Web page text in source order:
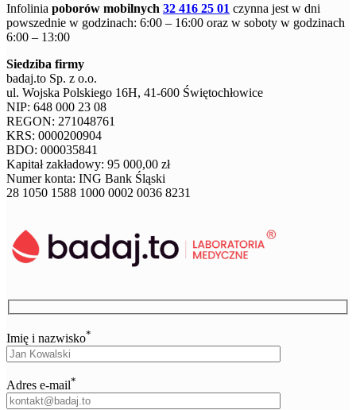
Infolinia poborów mobilnych 32 416 25 01 czynna jest w dni
powszednie w godzinach: 6:00 – 16:00 oraz w soboty w godzinach
6:00 – 13:00
Siedziba firmy
badaj.to Sp. z o.o.
ul. Wojska Polskiego 16H, 41-600 Świętochłowice
NIP: 648 000 23 08
REGON: 271048761
KRS: 0000200904
BDO: 000035841
Kapitał zakładowy: 95 000,00 zł
Numer konta: ING Bank Śląski
28 1050 1588 1000 0002 0036 8231
Imię i nazwisko*
Adres e-mail*